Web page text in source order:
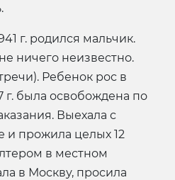
г. родился мальчик.
ничего неизвестно.
Ребенок рос в
г. была освобождена по
Выехала с
и прожила целых 12
в местном
в Москву, просила